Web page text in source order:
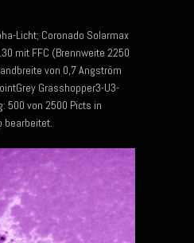
Licht; Coronado Solarmax
mit FFC (Brennweite 2250
von 0,7 Angström
Grasshopper3-U3-
500 von 2500 Picts in
bearbeitet.